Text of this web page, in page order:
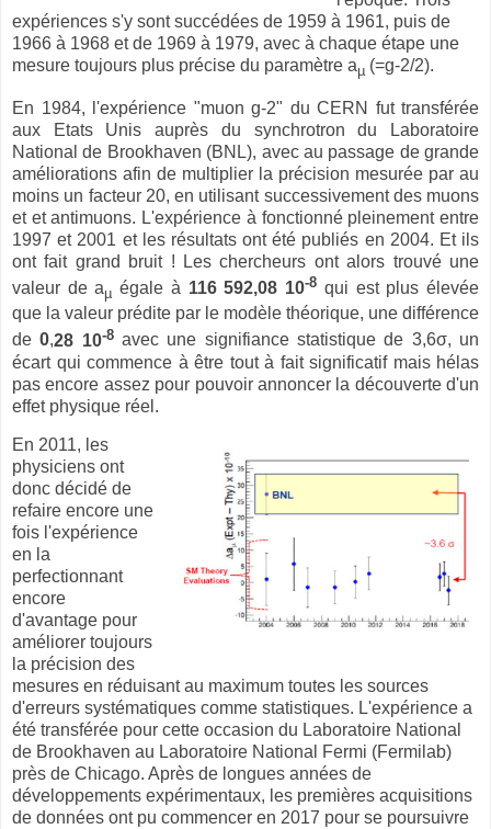
expériences s'y sont succédées de 1959 à 1961, puis de
1966 à 1968 et de 1969 à 1979, avec à chaque étape une
mesure toujours plus précise du paramètre aµ (=g-2/2).
En 1984, l'expérience "muon g-2" du CERN fut transférée
aux Etats Unis auprès du synchrotron du Laboratoire
National de Brookhaven (BNL), avec au passage de grande
améliorations afin de multiplier la précision mesurée par au
moins un facteur 20, en utilisant successivement des muons
et et antimuons. L'expérience à fonctionné pleinement entre
1997 et 2001 et les résultats ont été publiés en 2004. Et ils
ont fait grand bruit ! Les chercheurs ont alors trouvé une
valeur de aµ égale à 116 592,08 10-8 qui est plus élevée
que la valeur prédite par le modèle théorique, une différence
de0,28 10-8 avec une signifiance statistique de 3,6σ, un
écart qui commence à être tout à fait significatif mais hélas
pas encore assez pour pouvoir annoncer la découverte d'un
effet physique réel.
En 2011, les
physiciens ont
donc décidé de
refaire encore une
fois l'expérience
en la
perfectionnant
encore
d'avantage pour
améliorer toujours
la précision des
mesures en réduisant au maximum toutes les sources
d'erreurs systématiques comme statistiques. L'expérience a
été transférée pour cette occasion du Laboratoire National
de Brookhaven au Laboratoire National Fermi (Fermilab)
près de Chicago. Après de longues années de
développements expérimentaux, les premières acquisitions
de données ont pu commencer en 2017 pour se poursuivre